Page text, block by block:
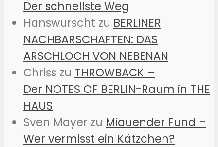
Der schnellste Weg
Hanswurscht zu BERLINER
NACHBARSCHAFTEN: DAS
ARSCHLOCH VON NEBENAN
Chriss zu THROWBACK –
Der NOTES OF BERLIN-Raum in THE
HAUS
Sven Mayer zu Miauender Fund –
Wer vermisst ein Kätzchen?